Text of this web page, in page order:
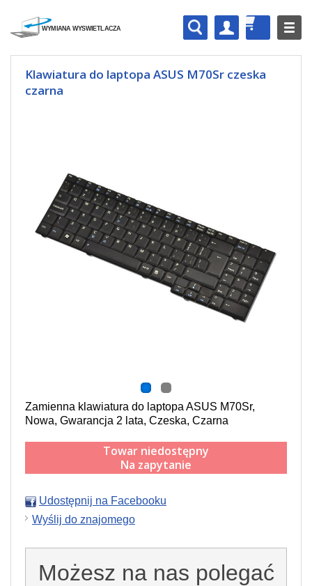
Klawiatura do laptopa ASUS M70Sr czeska
czarna
Zamienna klawiatura do laptopa ASUS M70Sr,
Nowa, Gwarancja 2 lata, Czeska, Czarna
Towar niedostępny
Na zapytanie
Udostępnij na Facebooku
Wyślij do znajomego
Możesz na nas polegać